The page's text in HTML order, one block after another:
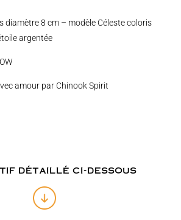
diamètre 8 cm – modèle Céleste coloris
argentée
amour par Chinook Spirit
détaillé ci-dessous